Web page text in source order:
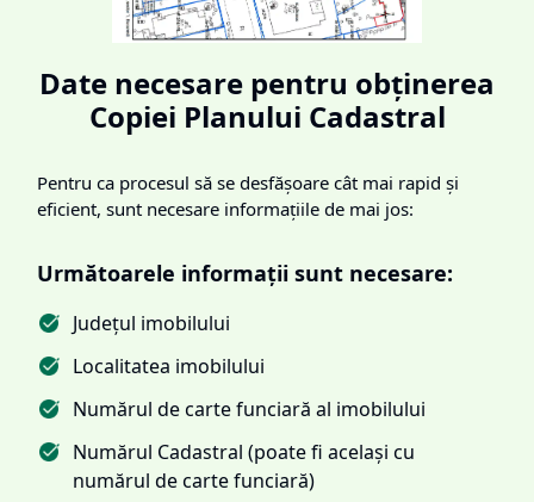
Date necesare pentru obținerea
Copiei Planului Cadastral
Pentru ca procesul să se desfășoare cât mai rapid și
eficient, sunt necesare informațiile de mai jos:
Următoarele informații sunt necesare:
Județul imobilului
Localitatea imobilului
Numărul de carte funciară al imobilului
Numărul Cadastral (poate fi același cu
numărul de carte funciară)